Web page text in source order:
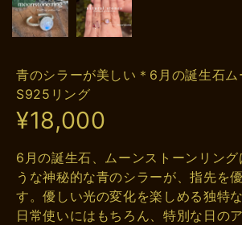
青のシラーが美しい＊6月の誕生石ム
S925リング
¥18,000
6月の誕生石、ムーンストーンリング
うな神秘的な青のシラーが、指先を
す。優しい光の変化を楽しめる独特
日常使いにはもちろん、特別な日の